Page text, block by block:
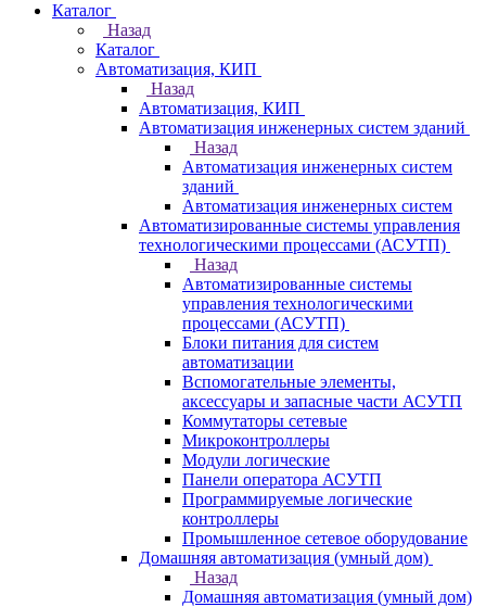
Каталог
Назад
Каталог
Автоматизация, КИП
Назад
Автоматизация, КИП
Автоматизация инженерных систем зданий
Назад
Автоматизация инженерных систем
зданий
Автоматизация инженерных систем
Автоматизированные системы управления
технологическими процессами (АСУТП)
Назад
Автоматизированные системы
управления технологическими
процессами (АСУТП)
Блоки питания для систем
автоматизации
Вспомогательные элементы,
аксессуары и запасные части АСУТП
Коммутаторы сетевые
Микроконтроллеры
Модули логические
Панели оператора АСУТП
Программируемые логические
контроллеры
Промышленное сетевое оборудование
Домашняя автоматизация (умный дом)
Назад
Домашняя автоматизация (умный дом)